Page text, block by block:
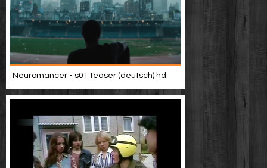
Neuromancer - s01 teaser (deutsch) hd